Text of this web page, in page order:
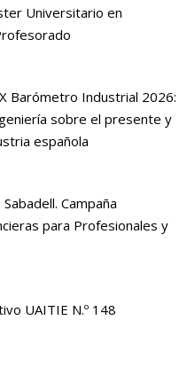
Universitario en
Barómetro Industrial 2026:
sobre el presente y
española
Campaña
para Profesionales y
UAITIE N.º 148